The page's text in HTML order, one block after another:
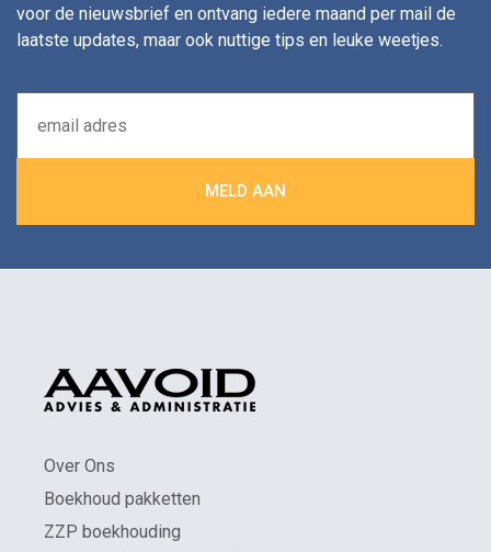
voor de nieuwsbrief en ontvang iedere maand per mail de
laatste updates, maar ook nuttige tips en leuke weetjes.
Over Ons
Boekhoud pakketten
ZZP boekhouding